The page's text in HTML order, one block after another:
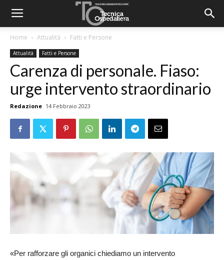
Home Attualità Fatti e Persone
Attualità Fatti e Persone
Carenza di personale. Fiaso:
urge intervento straordinario
Redazione 14 Febbraio 2023
«Per rafforzare gli organici chiediamo un intervento